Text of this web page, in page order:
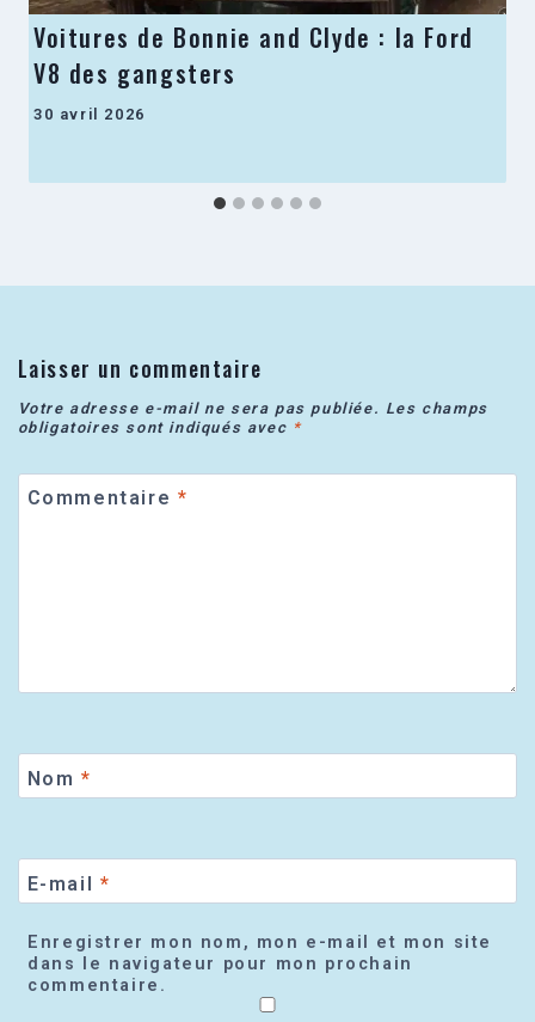
Voitures de Bonnie and Clyde : la Ford
V8 des gangsters
30 avril 2026
Laisser un commentaire
Votre adresse e-mail ne sera pas publiée. Les champs
obligatoires sont indiqués avec *
Commentaire *
Nom *
E-mail *
Enregistrer mon nom, mon e-mail et mon site
dans le navigateur pour mon prochain
commentaire.